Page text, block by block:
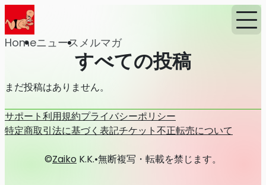
Homeニュースメルマガ
すべての投稿
まだ投稿はありません。
サポート利用規約プライバシーポリシー
特定商取引法に基づく表記チケット不正転売について
©Zaiko K.K.•無断複写・転載を禁じます。